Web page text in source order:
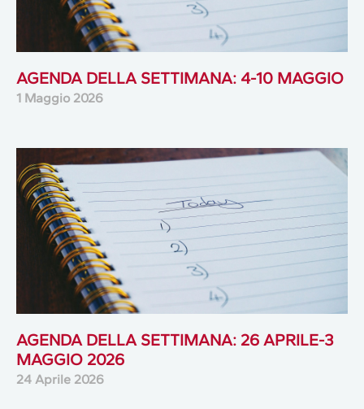
AGENDA DELLA SETTIMANA: 4-10 MAGGIO
1 Maggio 2026
AGENDA DELLA SETTIMANA: 26 APRILE-3
MAGGIO 2026
24 Aprile 2026